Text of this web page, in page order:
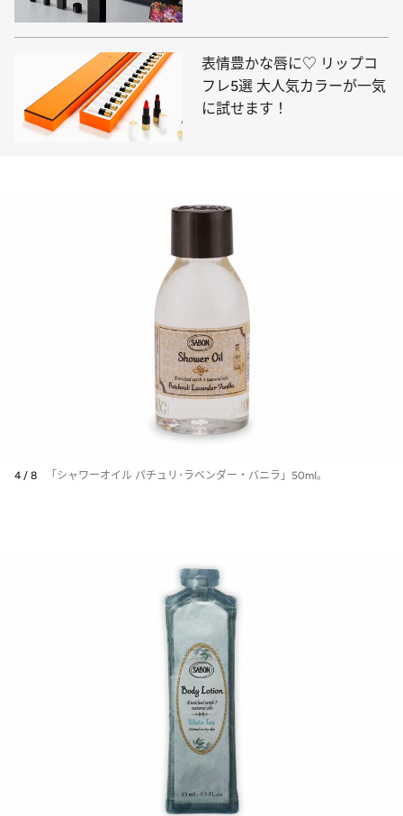
表情豊かな唇に♡ リップコ
フレ5選 大人気カラーが一気
に試せます！
4 / 8 「シャワーオイル パチュリ･ラベンダー・バニラ」50mI。